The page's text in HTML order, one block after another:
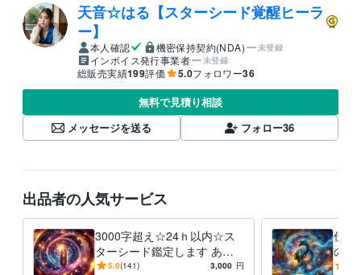
天音☆はる【スターシード覚醒ヒーラ
ー】
本人確認 機密保持契約(NDA) 未登録
インボイス発行事業者 未登録
総販売実績199評価 5.0フォロワー36
無料で見積り相談
メッセージを送る
フォロー36
出品者の人気サービス
3000字超え☆24ｈ以内☆ス
ターシード鑑定します あな
たの天命を霊視＆ルーンで占
5.0(141) 3,000 円
仕事
の適
視タ